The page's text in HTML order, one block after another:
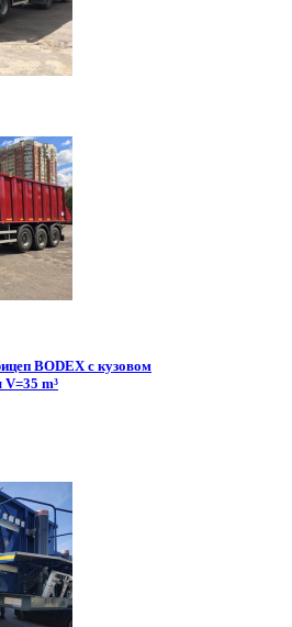
BODEX с кузовом
m³